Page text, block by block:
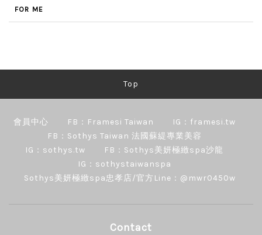
FOR ME
Top
會員中心 FB：Framesi Taiwan
IG：framesi.tw
FB：Sothys Taiwan 法國蘇緹專業美容
IG：sothys.tw
FB：Sothys美妍極緻spa沙龍
IG：sothystaiwanspa
Sothys美妍極緻spa忠孝店/官方Line：@mwr0450w
Contact